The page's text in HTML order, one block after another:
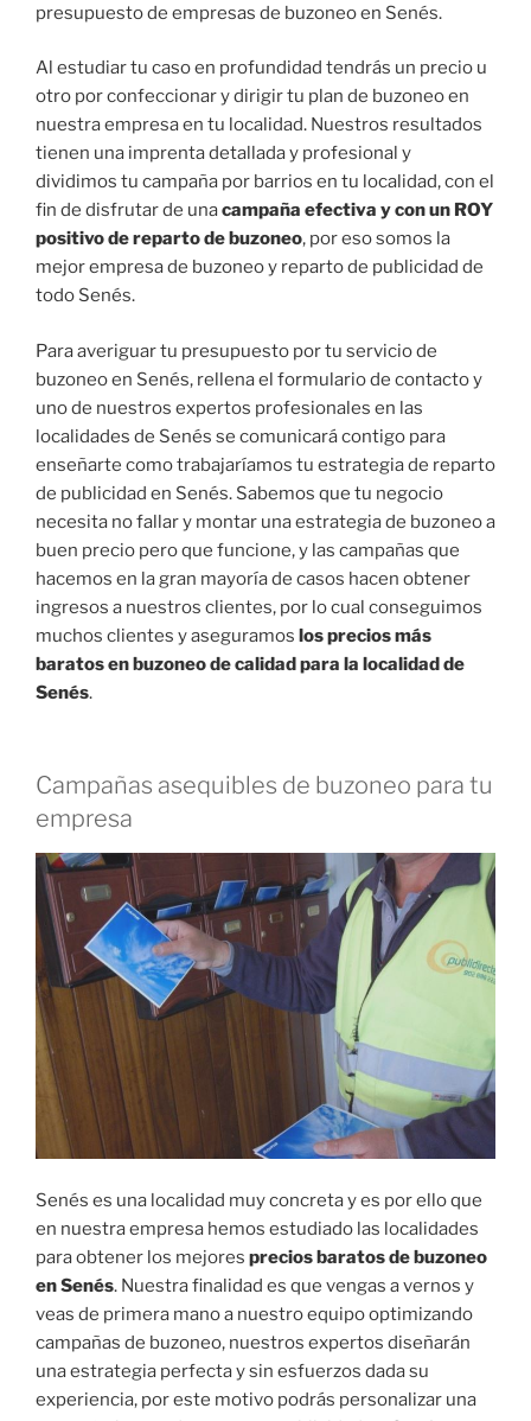
presupuesto de empresas de buzoneo en Senés.
Al estudiar tu caso en profundidad tendrás un precio u
otro por confeccionar y dirigir tu plan de buzoneo en
nuestra empresa en tu localidad. Nuestros resultados
tienen una imprenta detallada y profesional y
dividimos tu campaña por barrios en tu localidad, con el
fin de disfrutar de unacampaña efectiva y con un ROY
positivo de reparto de buzoneo, por eso somos la
mejor empresa de buzoneo y reparto de publicidad de
todo Senés.
Para averiguar tu presupuesto por tu servicio de
buzoneo en Senés, rellena el formulario de contacto y
uno de nuestros expertos profesionales en las
localidades de Senés se comunicará contigo para
enseñarte como trabajaríamos tu estrategia de reparto
de publicidad en Senés. Sabemos que tu negocio
necesita no fallar y montar una estrategia de buzoneo a
buen precio pero que funcione, y las campañas que
hacemos en la gran mayoría de casos hacen obtener
ingresos a nuestros clientes, por lo cual conseguimos
muchos clientes y aseguramos los precios más
baratos en buzoneo de calidad para la localidad de
Senés.
Campañas asequibles de buzoneo para tu
empresa
Senés es una localidad muy concreta y es por ello que
en nuestra empresa hemos estudiado las localidades
para obtener los mejores precios baratos de buzoneo
en Senés. Nuestra finalidad es que vengas a vernos y
veas de primera mano a nuestro equipo optimizando
campañas de buzoneo, nuestros expertos diseñarán
una estrategia perfecta y sin esfuerzos dada su
experiencia, por este motivo podrás personalizar una